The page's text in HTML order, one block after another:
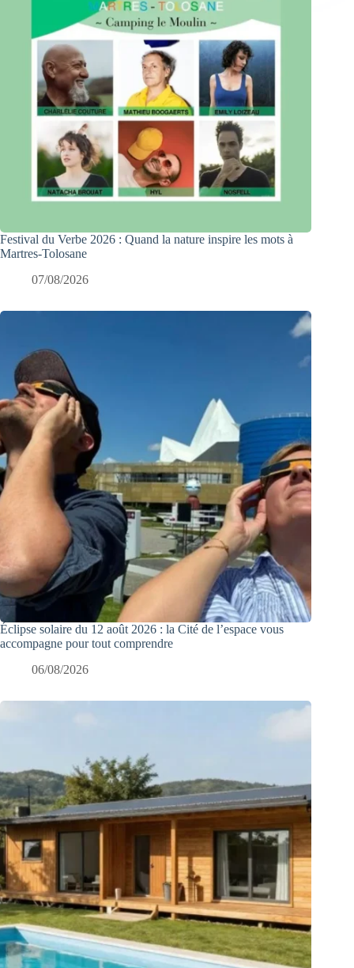
Festival du Verbe 2026 : Quand la nature inspire les mots à
Martres-Tolosane
07/08/2026
Éclipse solaire du 12 août 2026 : la Cité de l’espace vous
accompagne pour tout comprendre
06/08/2026